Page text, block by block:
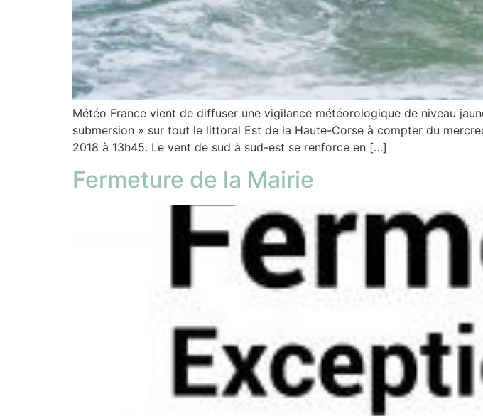
Météo France vient de diffuser une vigilance météorologique de niveau
submersion » sur tout le littoral Est de la Haute-Corse à compter du
2018 à 13h45. Le vent de sud à sud-est se renforce en […]
Fermeture de la Mairie